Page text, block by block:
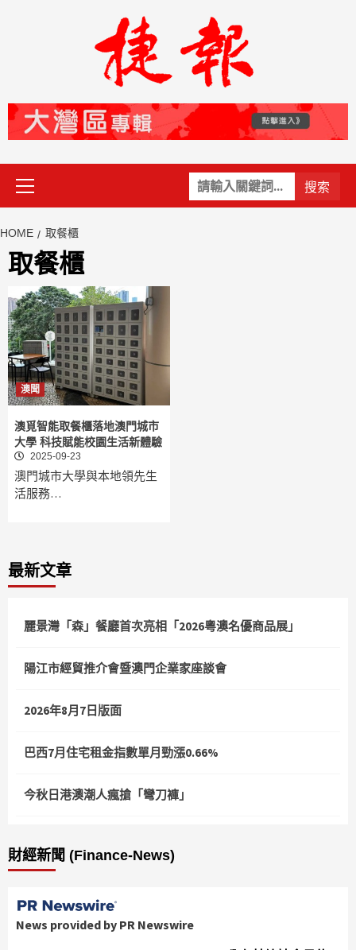
關
鍵
Primary
Menu
HOME 取餐櫃
取餐櫃
澳聞
澳覓智能取餐櫃落地澳門城市
大學 科技賦能校園生活新體驗
2025-09-23
澳門城市大學與本地領先生
活服務…
最新文章
麗景灣「森」餐廳首次亮相「2026粵澳名優商品展」
陽江市經貿推介會暨澳門企業家座談會
2026年8月7日版面
巴西7月住宅租金指數單月勁漲0.66%
今秋日港澳潮人瘋搶「彎刀褲」
財經新聞 (Finance-News)
News provided by PR Newswire